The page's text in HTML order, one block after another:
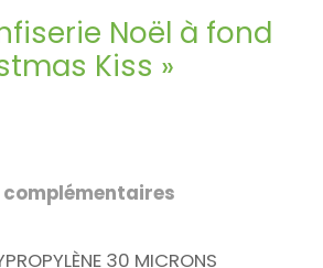
Noël à fond
Kiss »
30 MICRONS